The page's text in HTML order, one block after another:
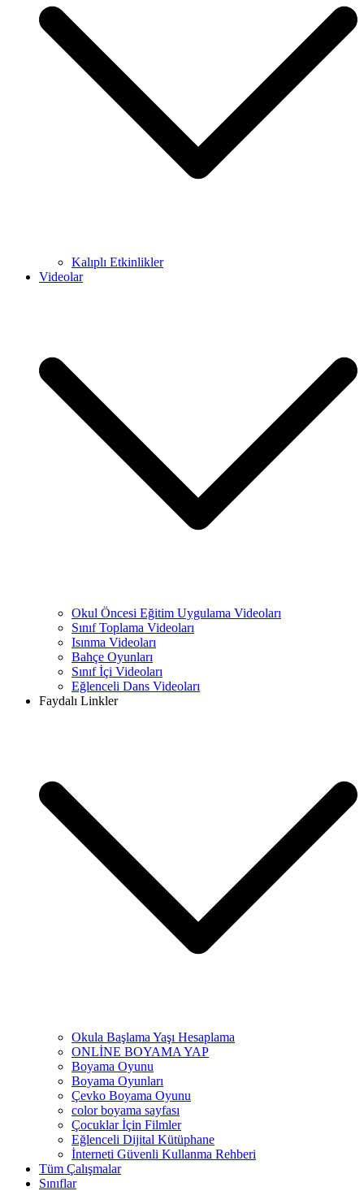
Kalıplı Etkinlikler
Videolar
Okul Öncesi Eğitim Uygulama Videoları
Sınıf Toplama Videoları
Isınma Videoları
Bahçe Oyunları
Sınıf İçi Videoları
Eğlenceli Dans Videoları
Faydalı Linkler
Okula Başlama Yaşı Hesaplama
ONLİNE BOYAMA YAP
Boyama Oyunu
Boyama Oyunları
Çevko Boyama Oyunu
color boyama sayfası
Çocuklar İçin Filmler
Eğlenceli Dijital Kütüphane
İnterneti Güvenli Kullanma Rehberi
Tüm Çalışmalar
Sınıflar